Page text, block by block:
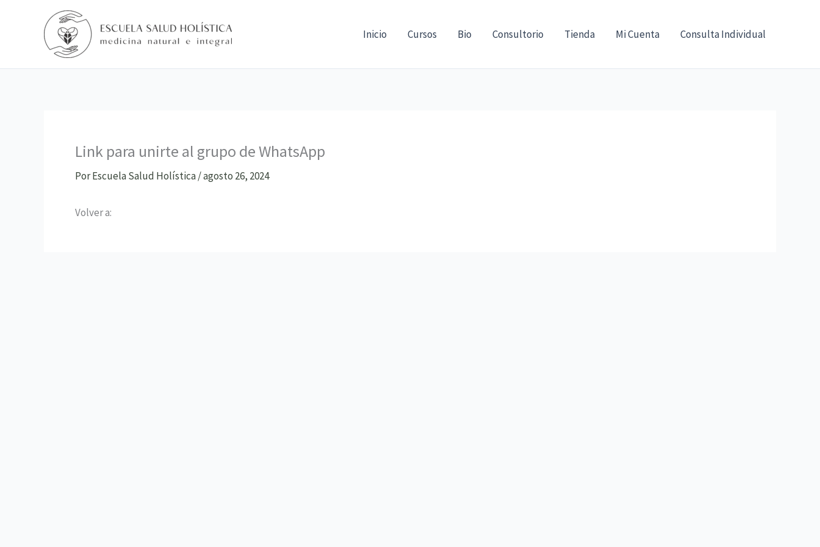
contenido
Inicio Cursos Bio Consultorio Tienda Mi Cuenta Consulta Individual
Link para unirte al grupo de WhatsApp
PorEscuela Salud Holística/agosto 26, 2024
Volver a: